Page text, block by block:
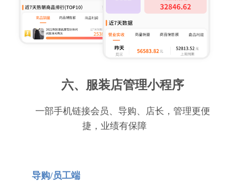
六、服装店管理小程序
一部手机链接会员、导购、店长，管理更便
捷，业绩有保障
导购/员工端